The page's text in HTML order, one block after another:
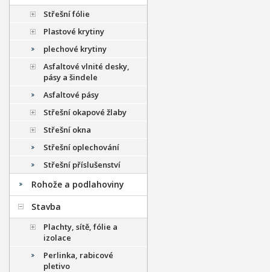
Střešní fólie
Plastové krytiny
plechové krytiny
Asfaltové vlnité desky,
pásy a šindele
Asfaltové pásy
Střešní okapové žlaby
Střešní okna
Střešní oplechování
Střešní příslušenství
Rohože a podlahoviny
Stavba
Plachty, sítě, fólie a
izolace
Perlinka, rabicové
pletivo